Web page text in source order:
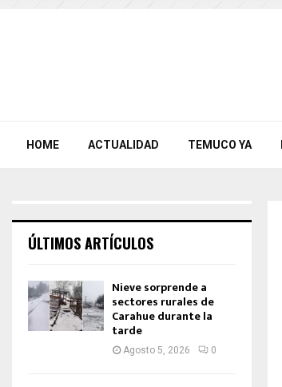
HOME ACTUALIDAD TEMUCO YA
ÚLTIMOS ARTÍCULOS
Nieve sorprende a
sectores rurales de
Carahue durante la
tarde
Agosto 5, 2026 0